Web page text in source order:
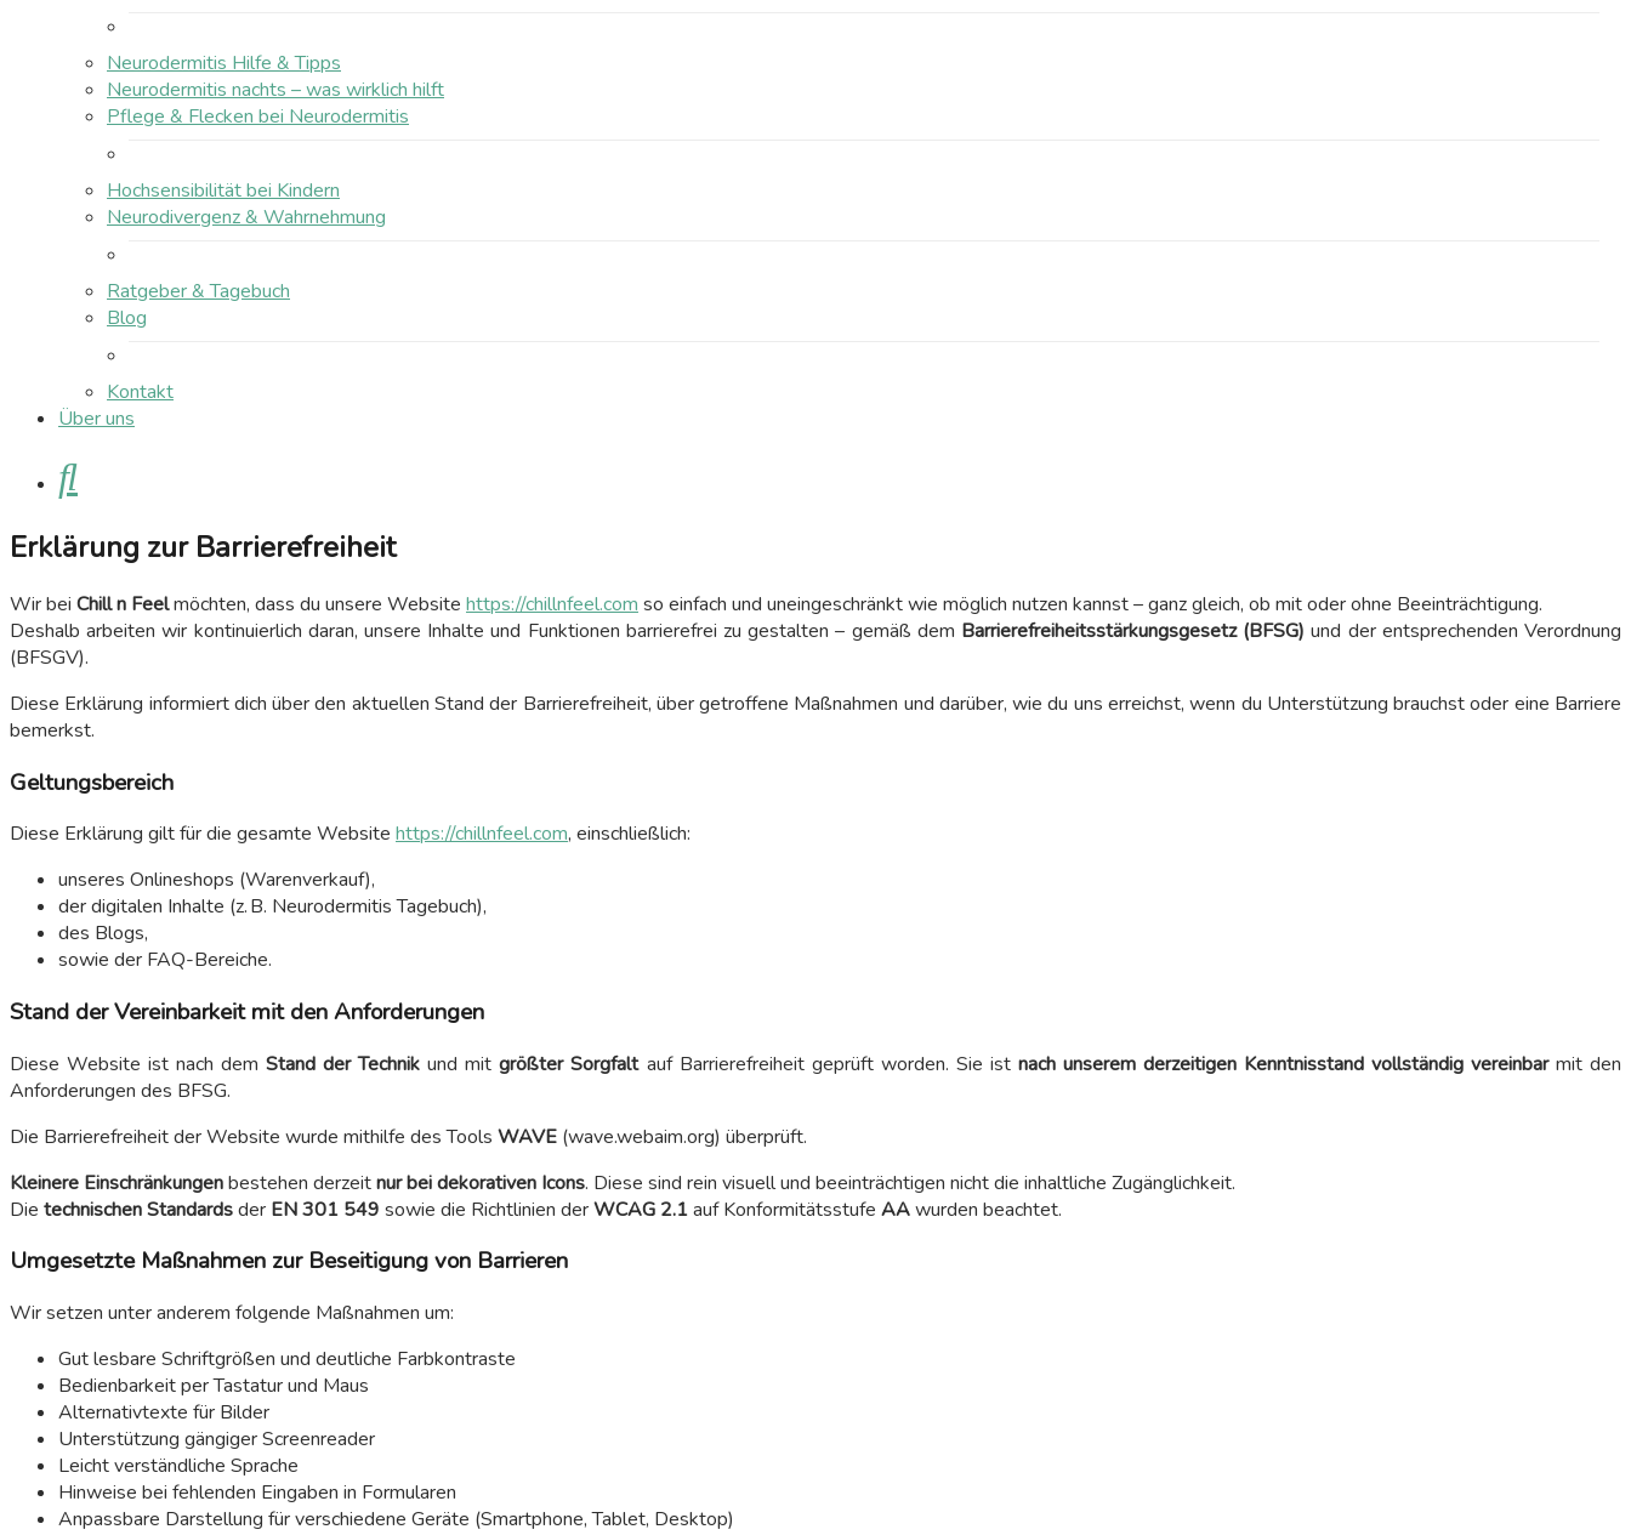
Neurodermitis Hilfe & Tipps
Neurodermitis nachts – was wirklich hilft
Pflege & Flecken bei Neurodermitis
Hochsensibilität bei Kindern
Neurodivergenz & Wahrnehmung
Ratgeber & Tagebuch
Blog
Kontakt
Über uns
Suche
Erklärung zur Barrierefreiheit
Wir bei Chill n Feelmöchten, dass du unsere Website https://chillnfeel.com so einfach und uneingeschränkt wie möglich nutzen kannst – ganz gleich, ob mit oder ohne Beeinträchtigung.
Deshalb arbeiten wir kontinuierlich daran, unsere Inhalte und Funktionen barrierefrei zu gestalten – gemäß dem Barrierefreiheitsstärkungsgesetz (BFSG) und der entsprechenden Verordnung
(BFSGV).
Diese Erklärung informiert dich über den aktuellen Stand der Barrierefreiheit, über getroffene Maßnahmen und darüber, wie du uns erreichst, wenn du Unterstützung brauchst oder eine Barriere
bemerkst.
Geltungsbereich
Diese Erklärung gilt für die gesamte Website https://chillnfeel.com, einschließlich:
unseres Onlineshops (Warenverkauf),
der digitalen Inhalte (z. B. Neurodermitis Tagebuch),
des Blogs,
sowie der FAQ-Bereiche.
Stand der Vereinbarkeit mit den Anforderungen
Diese Website ist nach demStand der Technik und mitgrößter Sorgfaltauf Barrierefreiheit geprüft worden. Sie ist nach unserem derzeitigen Kenntnisstand vollständig vereinbarmit den
Anforderungen des BFSG.
Die Barrierefreiheit der Website wurde mithilfe des Tools WAVE (wave.webaim.org) überprüft.
Kleinere Einschränkungenbestehen derzeitnur bei dekorativen Icons. Diese sind rein visuell und beeinträchtigen nicht die inhaltliche Zugänglichkeit.
Die technischen Standardsder EN 301 549 sowie die Richtlinien derWCAG 2.1auf Konformitätsstufe AAwurden beachtet.
Umgesetzte Maßnahmen zur Beseitigung von Barrieren
Wir setzen unter anderem folgende Maßnahmen um:
Gut lesbare Schriftgrößen und deutliche Farbkontraste
Bedienbarkeit per Tastatur und Maus
Alternativtexte für Bilder
Unterstützung gängiger Screenreader
Leicht verständliche Sprache
Hinweise bei fehlenden Eingaben in Formularen
Anpassbare Darstellung für verschiedene Geräte (Smartphone, Tablet, Desktop)